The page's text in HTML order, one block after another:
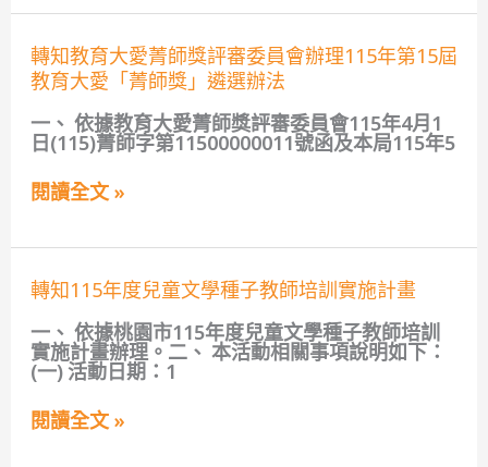
畫
員
習」
北
部
巡
迴
場
招
訊
課
傳
單
計
數
位
內
與
教
軟
求
查
報
轉知教育大愛菁師獎評審委員會辦理115年第15屆
教育大愛「菁師獎」遴選辦法
一、 依據教育大愛菁師獎評審委員會115年4月1
日(115)菁師字第11500000011號函及本局115年5
轉
知
教
大
愛
師
獎
審
員
會
辦
理
115
年
第
15
閱讀全文 »
轉知115年度兒童文學種子教師培訓實施計畫
一、 依據桃園市115年度兒童文學種子教師培訓
實施計畫辦理。二、 本活動相關事項說明如下：
(一) 活動日期：1
轉
知
115
年
度
兒
文
閱讀全文 »